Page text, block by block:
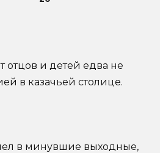
отцов и детей едва не
в казачьей столице.
в минувшие выходные,